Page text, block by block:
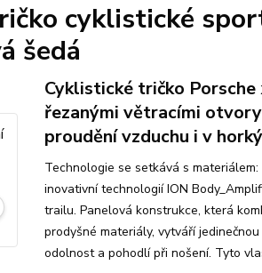
cyklistické
šedá
Cyklistické tričko
řezanými větracími
proudění vzduchu i v
Technologie se setkává s
inovativní technologií ION
trailu. Panelová konstrukce, která
prodyšné materiály, vytváří
odolnost a pohodlí při nošení. Tyto